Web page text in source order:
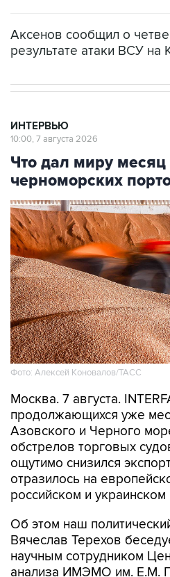
Аксенов сообщил о
результате атаки ВСУ на
ИНТЕРВЬЮ
10:00, 7 августа 2026
Что дал миру месяц
черноморских
Фото: Алексей Коновалов/ТАСС
Москва. 7 августа.
продолжающихся уже
Азовского и Черного
обстрелов торговых
ощутимо снизился
отразилось на
российском и украинском
Об этом наш
Вячеслав Терехов
научным сотрудником
анализа ИМЭМО им. Е.М.